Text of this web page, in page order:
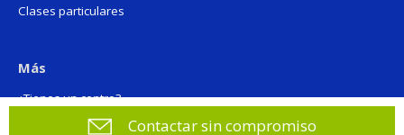
Contactar sin compromiso
Clases particulares
Más
¿Tienes un centro?